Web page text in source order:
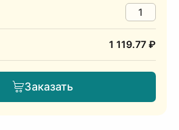
1 119.77 ₽
Заказать